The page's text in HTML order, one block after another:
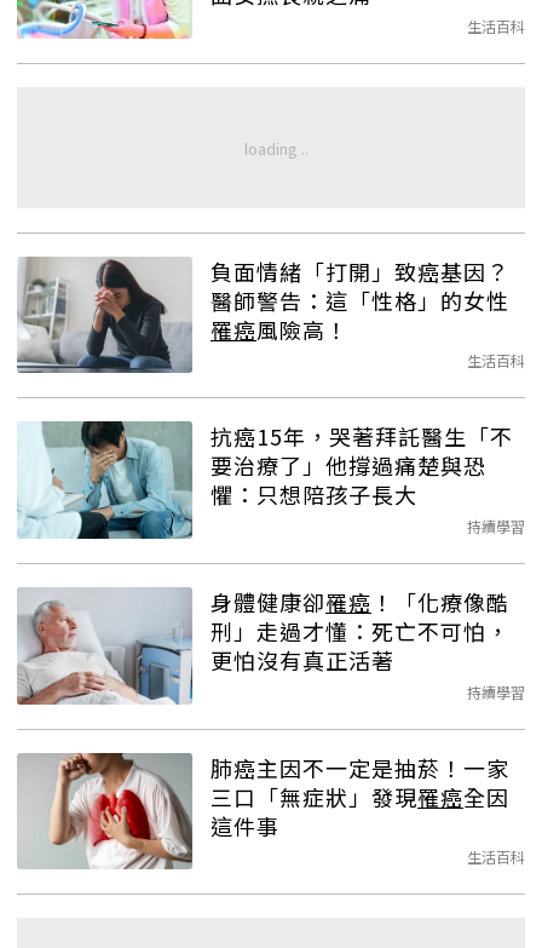
生活百科
負面情緒「打開」致癌基因？
醫師警告：這「性格」的女性
罹癌風險高！
生活百科
抗癌15年，哭著拜託醫生「不
要治療了」他撐過痛楚與恐
懼：只想陪孩子長大
持續學習
身體健康卻罹癌 ！「化療像酷
刑」走過才懂：死亡不可怕，
更怕沒有真正活著
持續學習
肺癌主因不一定是抽菸！一家
三口「無症狀」發現罹癌全因
這件事
生活百科